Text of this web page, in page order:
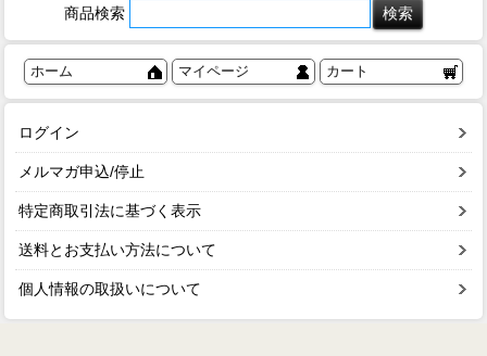
商品検索
ホーム マイページ カート
ログイン
メルマガ申込/停止
特定商取引法に基づく表示
送料とお支払い方法について
個人情報の取扱いについて